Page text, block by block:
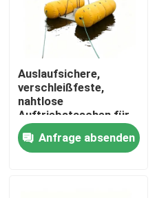
Auslaufsichere,
verschleißfeste,
nahtlose
Auftriebstaschen für
Marine- und
Anfrage absenden